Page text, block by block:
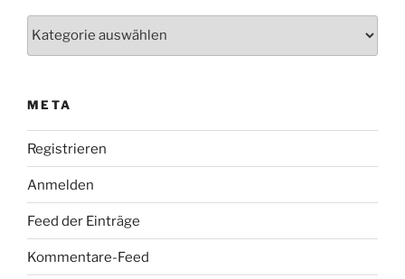
META
Registrieren
Anmelden
Feed der Einträge
Kommentare-Feed